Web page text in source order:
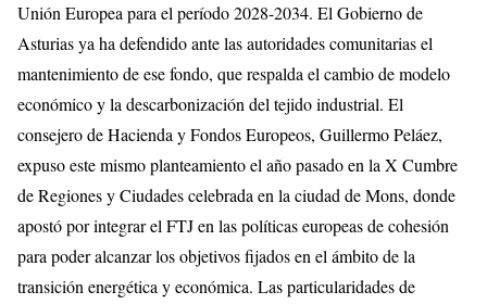
Unión Europea para el período 2028-2034. El Gobierno de
Asturias ya ha defendido ante las autoridades comunitarias el
mantenimiento de ese fondo, que respalda el cambio de modelo
económico y la descarbonización del tejido industrial. El
consejero de Hacienda y Fondos Europeos, Guillermo Peláez,
expuso este mismo planteamiento el año pasado en la X Cumbre
de Regiones y Ciudades celebrada en la ciudad de Mons, donde
apostó por integrar el FTJ en las políticas europeas de cohesión
para poder alcanzar los objetivos fijados en el ámbito de la
transición energética y económica. Las particularidades de